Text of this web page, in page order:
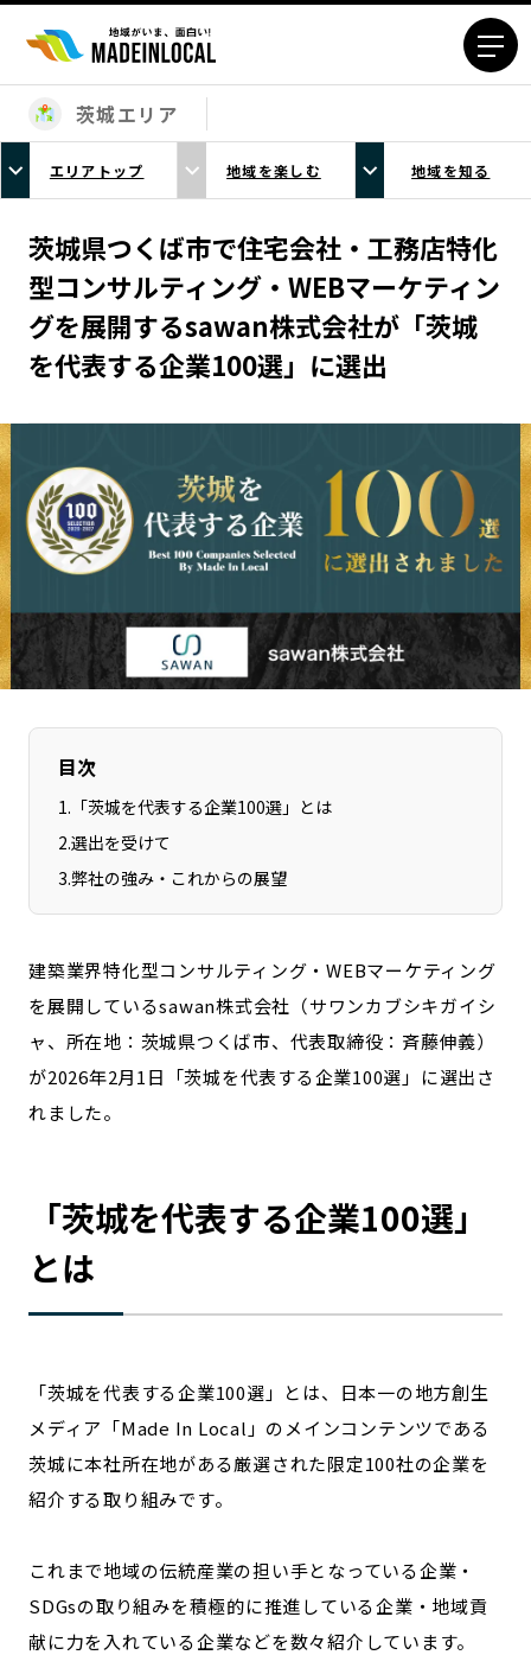
エリアから探す
北海道エリア
青森エリア
岩手エリア
宮城エリア
秋田エリア
山形エリア
福島エリア
茨城エリア
栃木エリア
群馬エリア
埼玉エリア
千葉エリア
富山エリア
石川エリア
福井エリア
山梨エリア
長野エリア
岐阜エリア
三重エリア
滋賀エリア
京都エリア
大阪市エリア
奈良エリア
鳥取エリア
島根エリア
岡山エリア
山口エリア
徳島エリア
高知エリア
福岡エリア
佐賀エリア
長崎エリア
熊本エリア
大分エリア
宮崎エリア
鹿児島エリア
沖縄エリア
カテゴリから探す
特集コンテンツ
イベント
飲食店
地域豆知識
「人」から探す
記事ライター アンバサダー
茨城エリア
エリアトップ 地域を楽しむ 地域を知る
茨城県つくば市で住宅会社・工務店特化
型コンサルティング・WEBマーケティン
グを展開するsawan株式会社が「茨城
を代表する企業100選」に選出
目次
1. 「茨城を代表する企業100選」とは
2.選出を受けて
3.弊社の強み・これからの展望
建築業界特化型コンサルティング・WEBマーケティング
を展開しているsawan株式会社（サワンカブシキガイシ
ャ、所在地：茨城県つくば市、代表取締役：斉藤伸義）
が2026年2月1日「茨城を代表する企業100選」に選出さ
れました。
「茨城を代表する企業100選」
とは
「茨城を代表する企業100選」とは、日本一の地方創生
メディア「Made In Local」のメインコンテンツである
茨城に本社所在地がある厳選された限定100社の企業を
紹介する取り組みです。
これまで地域の伝統産業の担い手となっている企業・
SDGsの取り組みを積極的に推進している企業・地域貢
献に力を入れている企業などを数々紹介しています。